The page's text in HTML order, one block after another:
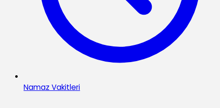
Namaz Vakitleri